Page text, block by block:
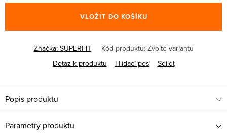
cena:
VLOŽIT DO KOŠÍKU
Značka: SUPERFIT Kód produktu: Zvolte variantu
Dotaz k produktu
Hlídací pes Sdílet
Popis produktu
Parametry produktu